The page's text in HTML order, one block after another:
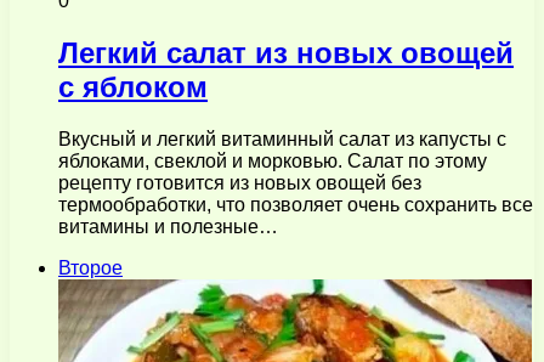
Легкий салат из новых овощей
с яблоком
Вкусный и легкий витаминный салат из капусты с
яблоками, свеклой и морковью. Салат по этому
рецепту готовится из новых овощей без
термообработки, что позволяет очень сохранить все
витамины и полезные…
Второе